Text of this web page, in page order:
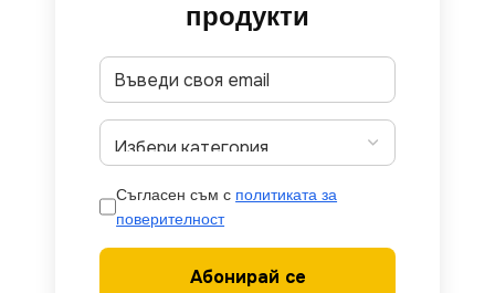
продукти
Съгласен съм с политиката за
поверителност
Абонирай се